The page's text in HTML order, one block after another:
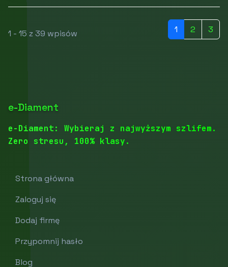
1 - 15 z 39 wpisów 1 2 3
e-Diament
e-Diament: Wybieraj z najwyższym szlifem.
Zero stresu, 100% klasy.
Strona główna
Zaloguj się
Dodaj firmę
Przypomnij hasło
Blog